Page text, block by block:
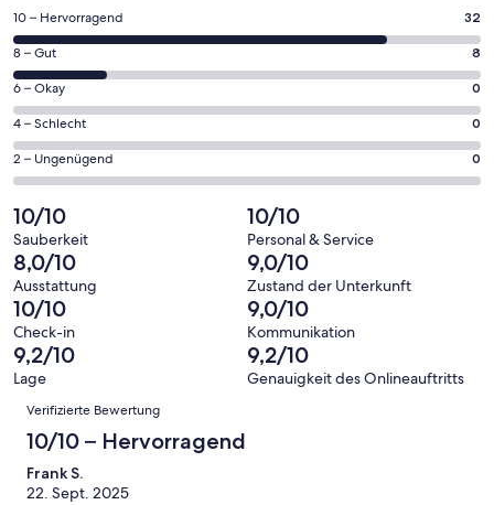
einem
neuen
Fenster
geöffnet
32
von
insgesamt
40
Gästebewertungen
haben
eine
Bewertung
von
10
-
Hervorragend
10 – Hervorragend 32
8
von
insgesamt
40
Gästebewertungen
haben
Bewertung
von
8
-
Gut
8 – Gut 8
0
von
insgesamt
40
Gästebewertungen
haben
eine
Bewertung
von
6
-
Okay
6 – Okay 0
0
von
insgesamt
Gästebewertungen
haben
eine
Bewertung
von
4
-
Schlecht
4 – Schlecht 0
0
von
insgesamt
40
Gästebewertungen
haben
eine
Bewertung
von
2
Ungenügend
2 – Ungenügend 0
10/10
Sauberkeit
10/10
Personal & Service
8,0/10
Ausstattung
9,0/10
Zustand der Unterkunft
10/10
Check-in
9,0/10
Kommunikation
9,2/10
Lage
9,2/10
Genauigkeit des Onlineauftritts
Bewertungen
Verifizierte Bewertung
10/10 – Hervorragend
Frank S.
22. Sept. 2025